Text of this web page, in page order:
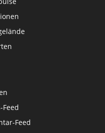
Feed
Feed